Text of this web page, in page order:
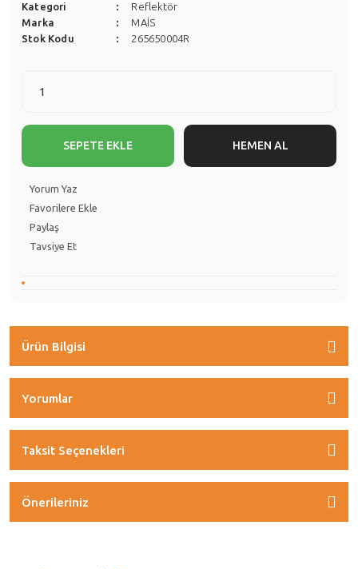
Kategori
Reflektör
Marka
MAİS
Stok Kodu
265650004R
SEPETE EKLE HEMEN AL
Yorum Yaz
Paylaş
Tavsiye Et
Ürün Bilgisi
Yorumlar
Taksit Seçenekleri
Önerileriniz